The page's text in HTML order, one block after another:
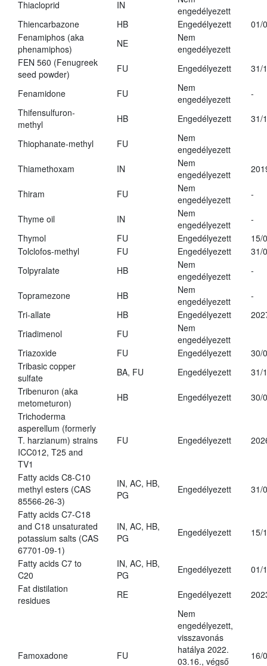
Thiacloprid IN
engedélyezett
Thiencarbazone
HB Engedélyezett
01/
Fenamiphos (aka
phenamiphos)
NE
Nem
engedélyezett
FEN 560 (Fenugreek
seed powder)
FU Engedélyezett 31/
Fenamidone FU
Nem
engedélyezett
-
Thifensulfuron-
methyl
HB Engedélyezett 31/
Thiophanate-methyl FU
Nem
engedélyezett
Thiamethoxam
IN
Nem
engedélyezett
Thiram FU
Nem
engedélyezett
-
Thyme oil IN
Nem
engedélyezett
-
Thymol
FU Engedélyezett
15/
Tolclofos-methyl
FU Engedélyezett
31/
Tolpyralate
HB
Nem
engedélyezett
-
Topramezone HB
Nem
engedélyezett
-
Tri-allate
HB Engedélyezett
Triadimenol
FU
Nem
engedélyezett
Triazoxide
FU Engedélyezett
30/
Tribasic copper
sulfate
BA, FU Engedélyezett
31/
Tribenuron (aka
metometuron)
HB Engedélyezett
30/
Trichoderma
asperellum (formerly
T. harzianum) strains
ICC012, T25 and
TV1
FU Engedélyezett
Fatty acids C8-C10
methyl esters (CAS
85566-26-3)
IN, AC, HB,
PG
Engedélyezett 31/
Fatty acids C7-C18
and C18 unsaturated
potassium salts (CAS
67701-09-1)
IN, AC, HB,
PG
Engedélyezett 15/
Fatty acids C7 to
C20
IN, AC, HB,
PG
Engedélyezett
01/
Fat distilation
residues
RE Engedélyezett
Famoxadone FU
Nem
engedélyezett,
visszavonás
hatálya 2022.
03.16., végső
16/